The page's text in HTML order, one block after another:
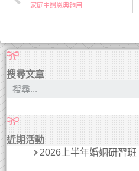
家庭主婦恩典夠用
搜尋文章
近期活動
2026上半年婚姻研習班